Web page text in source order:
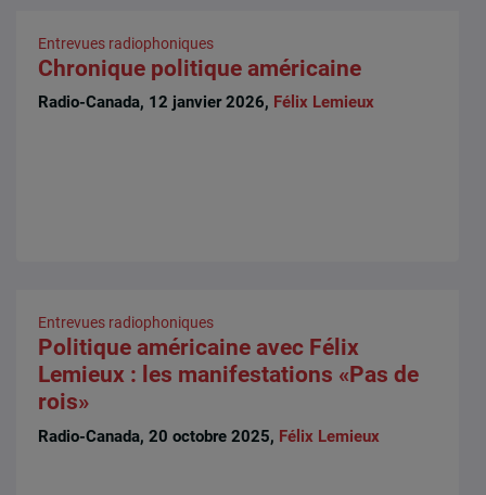
Entrevues radiophoniques
Chronique politique américaine
Radio-Canada, 12 janvier 2026, Félix Lemieux
Entrevues radiophoniques
Politique américaine avec Félix
Lemieux : les manifestations «Pas de
rois»
Radio-Canada, 20 octobre 2025, Félix Lemieux